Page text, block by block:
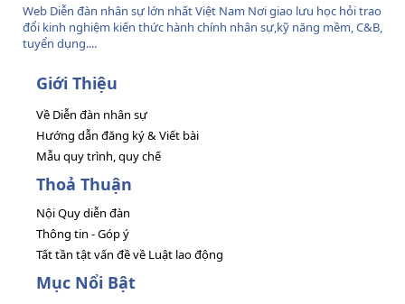
Web Diễn đàn nhân sự lớn nhất Việt Nam Nơi giao lưu học hỏi trao
đổi kinh nghiệm kiến thức hành chính nhân sự,kỹ năng mềm, C&B,
tuyển dụng....
Giới Thiệu
Về Diễn đàn nhân sự
Hướng dẫn đăng ký & Viết bài
Mẫu quy trình, quy chế
Thoả Thuận
Nội Quy diễn đàn
Thông tin - Góp ý
Tất tần tật vấn đề về Luật lao động
Mục Nổi Bật